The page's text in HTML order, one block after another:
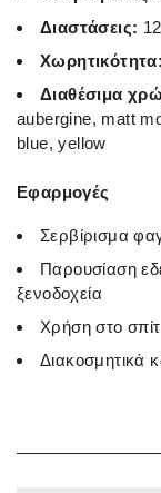
Διαστάσεις:
Χωρητικότητα:
Διαθέσιμα
aubergine, matt
blue, yellow
Εφαρμογές
Σερβίρισμα
Παρουσίαση
ξενοδοχεία
Χρήση στο
Διακοσμητικά